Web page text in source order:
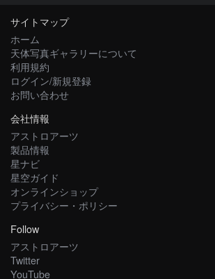
サイトマップ
ホーム
天体写真ギャラリーについて
利用規約
ログイン/新規登録
お問い合わせ
会社情報
アストロアーツ
製品情報
星ナビ
星空ガイド
オンラインショップ
プライバシー・ポリシー
Follow
アストロアーツ
Twitter
YouTube